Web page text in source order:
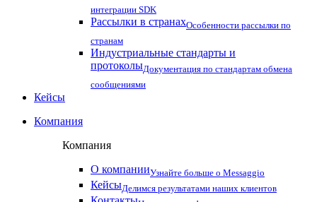
интеграции SDK
Рассылки в странахОсобенности рассылки по
странам
Индустриальные стандарты и
протоколыДокументация по стандартам обмена
сообщениями
Кейсы
Компания
Компания
О компанииУзнайте больше о Messaggio
КейсыДелимся результатами наших клиентов